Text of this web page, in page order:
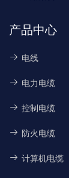
产品中心
电线
电力电缆
控制电缆
防火电缆
计算机电缆